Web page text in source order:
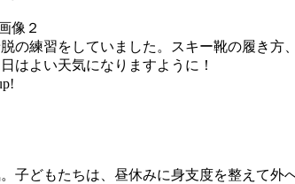
の練習をしていました。スキー靴の履き方
はよい天気になりますように！
子どもたちは、昼休みに身支度を整えて外